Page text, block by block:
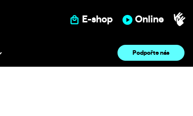
E-shop Online
Podpořte nás